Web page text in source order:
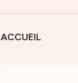
ACCUEIL